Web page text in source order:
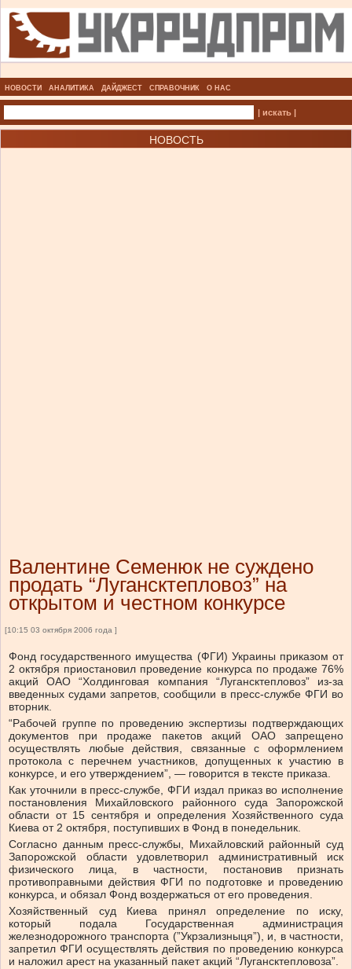
НОВОСТИ АНАЛИТИКА ДАЙДЖЕСТ СПРАВОЧНИК О НАС
| искать |
НОВОСТЬ
Валентине Семенюк не суждено
продать “Лугансктепловоз” на
открытом и честном конкурсе
[10:15 03 октября 2006 года ]
Фонд государственного имущества (ФГИ) Украины приказом от
2 октября приостановил проведение конкурса по продаже 76%
акций ОАО “Холдинговая компания “Лугансктепловоз” из-за
введенных судами запретов, сообщили в пресс-службе ФГИ во
вторник.
“Рабочей группе по проведению экспертизы подтверждающих
документов при продаже пакетов акций ОАО запрещено
осуществлять любые действия, связанные с оформлением
протокола с перечнем участников, допущенных к участию в
конкурсе, и его утверждением”, — говорится в тексте приказа.
Как уточнили в пресс-службе, ФГИ издал приказ во исполнение
постановления Михайловского районного суда Запорожской
области от 15 сентября и определения Хозяйственного суда
Киева от 2 октября, поступивших в Фонд в понедельник.
Согласно данным пресс-службы, Михайловский районный суд
Запорожской области удовлетворил административный иск
физического лица, в частности, постановив признать
противоправными действия ФГИ по подготовке и проведению
конкурса, и обязал Фонд воздержаться от его проведения.
Хозяйственный суд Киева принял определение по иску,
который подала Государственная администрация
железнодорожного транспорта (”Укрзализныця”), и, в частности,
запретил ФГИ осуществлять действия по проведению конкурса
и наложил арест на указанный пакет акций “Лугансктепловоза”.